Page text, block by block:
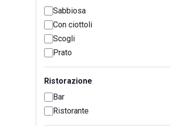
Sabbiosa
Con ciottoli
Scogli
Prato
Ristorazione
Bar
Ristorante